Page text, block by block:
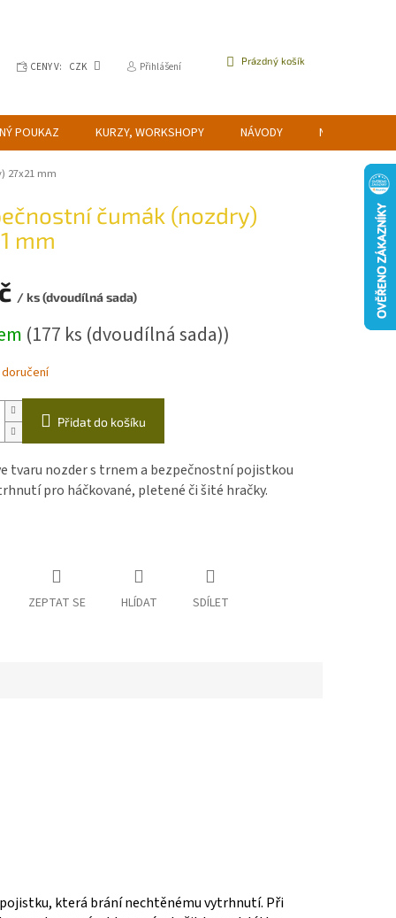
CENY V: CZK Přihlášení
NÁKUPNÍ
Prázdný košík
POUKAZ KURZY, WORKSHOPY NÁVODY NAPIŠTE NÁM
27x21 mm
čumák (nozdry)
mm
/ ks (dvoudílná sada)
(177 ks (dvoudílná sada))
Přidat do košíku
tvaru nozder s trnem a bezpečnostní pojistkou
pro háčkované, pletené či šité hračky.
ZEPTAT SE HLÍDAT SDÍLET
která brání nechtěnému vytrhnutí. Při